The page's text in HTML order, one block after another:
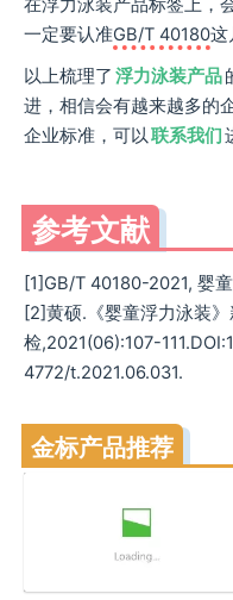
在浮力泳装产品标签上，
一定要认准GB/T 40180这
以上梳理了 浮力泳装产品
进，相信会有越来越多的
企业标准，可以联系我们
参考文献
[1]GB/T 40180-2021, 婴
[2]黄硕.《婴童浮力泳装
检,2021(06):107-
4772/t.2021.06.031.
金标产品推荐